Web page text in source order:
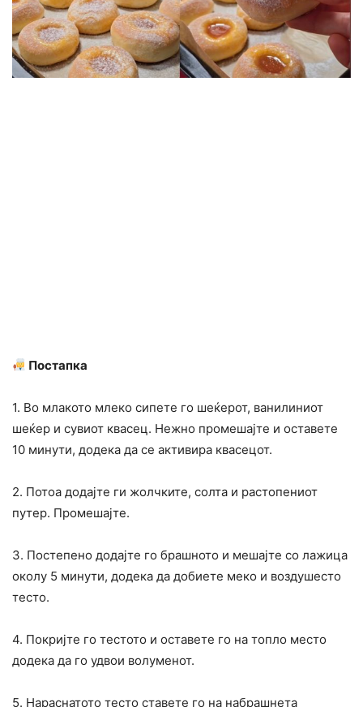
Постапка
1. Во млакото млеко сипете го шеќерот, ванилиниот
шеќер и сувиот квасец. Нежно промешајте и оставете
10 минути, додека да се активира квасецот.
2. Потоа додајте ги жолчките, солта и растопениот
путер. Промешајте.
3. Постепено додајте го брашното и мешајте со лажица
околу 5 минути, додека да добиете меко и воздушесто
тесто.
4. Покријте го тестото и оставете го на топло место
додека да го удвои волуменот.
5. Нараснатото тесто ставете го на набрашнета